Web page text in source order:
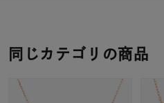
同じカテゴリの商品